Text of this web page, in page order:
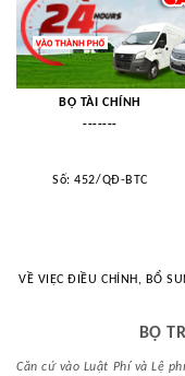
BỘ TÀI CHÍNH
-------
Số:452/QĐ-BTC
VỀ VIỆC ĐIỀU CHỈNH, BỔ
BỘ
Căn cứ vào Luật Phí và Lệ